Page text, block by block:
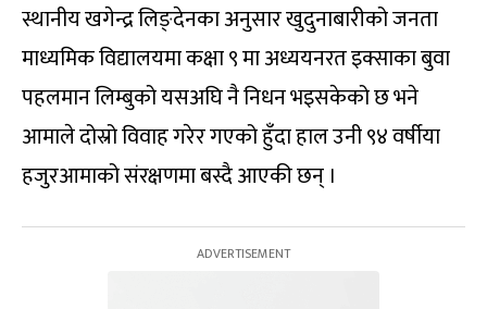
स्थानीय खगेन्द्र लिङ्देनका अनुसार खुदुनाबारीको जनता
माध्यमिक विद्यालयमा कक्षा ९ मा अध्ययनरत इक्साका बुवा
पहलमान लिम्बुको यसअघि नै निधन भइसकेको छ भने
आमाले दोस्रो विवाह गरेर गएको हुँदा हाल उनी ९४ वर्षीया
हजुरआमाको संरक्षणमा बस्दै आएकी छन् ।